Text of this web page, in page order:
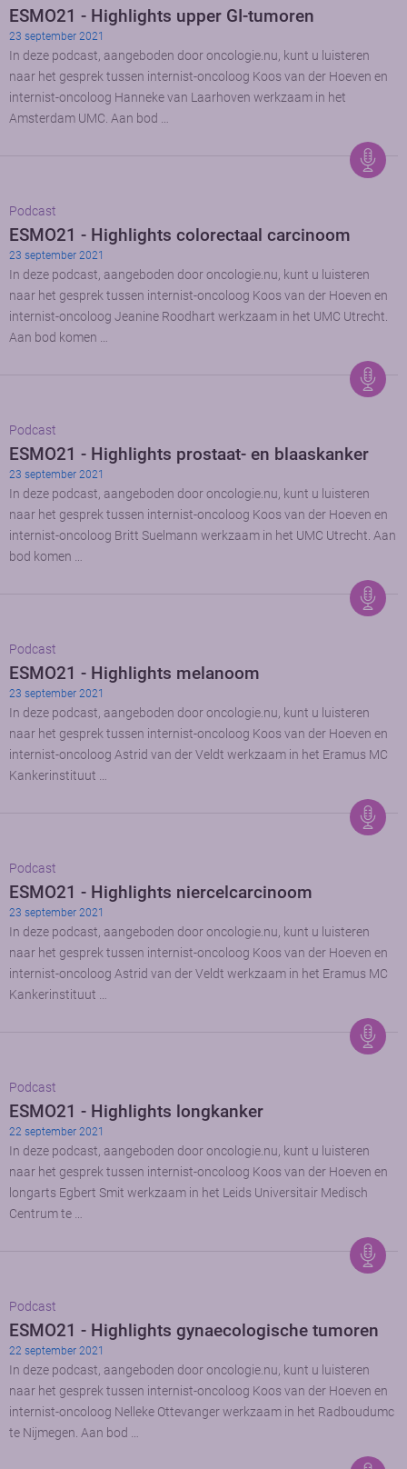
ESMO21 - Highlights upper GI-tumoren
23 september 2021
In deze podcast, aangeboden door oncologie.nu, kunt u luisteren
naar het gesprek tussen internist-oncoloog Koos van der Hoeven en
internist-oncoloog Hanneke van Laarhoven werkzaam in het
Amsterdam UMC. Aan bod …
Podcast
ESMO21 - Highlights colorectaal carcinoom
23 september 2021
In deze podcast, aangeboden door oncologie.nu, kunt u luisteren
naar het gesprek tussen internist-oncoloog Koos van der Hoeven en
internist-oncoloog Jeanine Roodhart werkzaam in het UMC Utrecht.
Aan bod komen …
Podcast
ESMO21 - Highlights prostaat- en blaaskanker
23 september 2021
In deze podcast, aangeboden door oncologie.nu, kunt u luisteren
naar het gesprek tussen internist-oncoloog Koos van der Hoeven en
internist-oncoloog Britt Suelmann werkzaam in het UMC Utrecht. Aan
bod komen …
Podcast
ESMO21 - Highlights melanoom
23 september 2021
In deze podcast, aangeboden door oncologie.nu, kunt u luisteren
naar het gesprek tussen internist-oncoloog Koos van der Hoeven en
internist-oncoloog Astrid van der Veldt werkzaam in het Eramus MC
Kankerinstituut …
Podcast
ESMO21 - Highlights niercelcarcinoom
23 september 2021
In deze podcast, aangeboden door oncologie.nu, kunt u luisteren
naar het gesprek tussen internist-oncoloog Koos van der Hoeven en
internist-oncoloog Astrid van der Veldt werkzaam in het Eramus MC
Kankerinstituut …
Podcast
ESMO21 - Highlights longkanker
22 september 2021
In deze podcast, aangeboden door oncologie.nu, kunt u luisteren
naar het gesprek tussen internist-oncoloog Koos van der Hoeven en
longarts Egbert Smit werkzaam in het Leids Universitair Medisch
Centrum te …
Podcast
ESMO21 - Highlights gynaecologische tumoren
22 september 2021
In deze podcast, aangeboden door oncologie.nu, kunt u luisteren
naar het gesprek tussen internist-oncoloog Koos van der Hoeven en
internist-oncoloog Nelleke Ottevanger werkzaam in het Radboudumc
te Nijmegen. Aan bod …